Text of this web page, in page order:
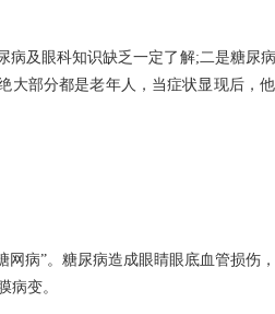
及眼科知识缺乏一定了解;二是糖尿
大部分都是老年人，当症状显现后，
病”。糖尿病造成眼睛眼底血管损伤
病变。